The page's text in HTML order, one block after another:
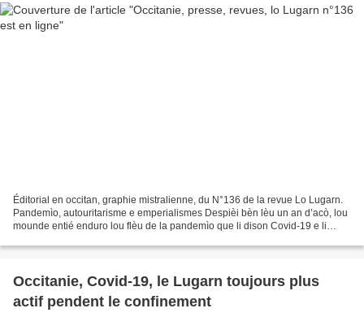
Éditorial en occitan, graphie mistralienne, du N°136 de la revue Lo Lugarn.
Pandemìo, autouritarisme e emperialismes Despièi bèn lèu un an d’acò, lou
mounde entié enduro lou flèu de la pandemìo que li dison Covid-19 e li
Occitanie, Covid-19, le Lugarn toujours plus
actif pendent le confinement